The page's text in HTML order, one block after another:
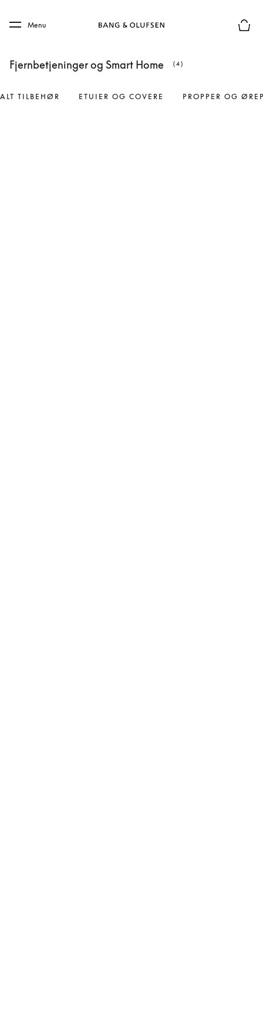
Skip to main footer
Menu
Fjernbetjeninger og Smart Home (4)
ALT TILBEHØR ETUIER OG COVERE PROPPER OG